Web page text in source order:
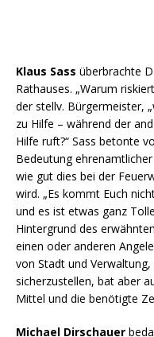
Klaus Sass überbrachte
Rathauses. „Warum
der stellv. Bürgermeister,
zu Hilfe – während der
Hilfe ruft?“ Sass betonte
Bedeutung
wie gut dies bei der
wird. „Es kommt Euch
und es ist etwas ganz
Hintergrund des
einen oder anderen
von Stadt und
sicherzustellen, bat aber
Mittel und die benötigte
Michael Dirschauer